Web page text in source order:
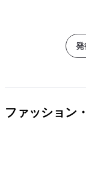
発
ファッション